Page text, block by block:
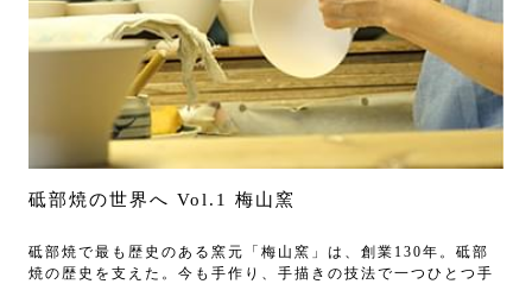
砥部焼の世界へ Vol.1 梅山窯
砥部焼で最も歴史のある窯元「梅山窯」は、創業130年。砥部
焼の歴史を支えた。今も手作り、手描きの技法で一つひとつ手